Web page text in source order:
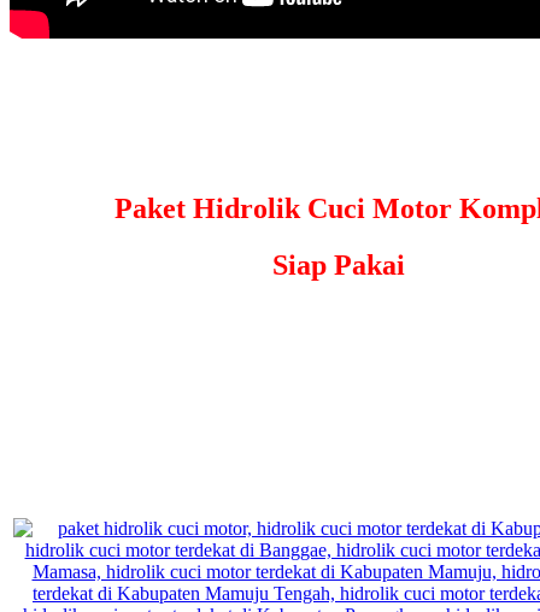
Paket Hidrolik Cuci Motor
Siap Pakai